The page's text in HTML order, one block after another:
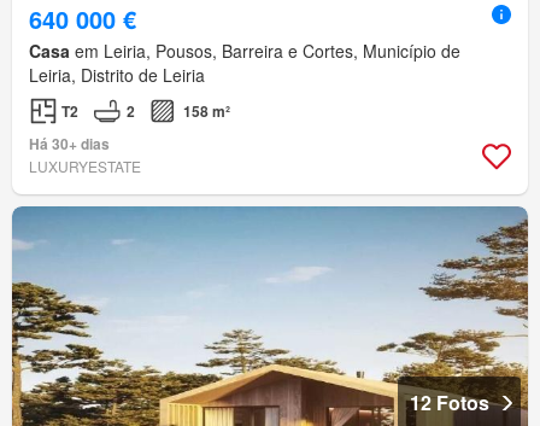
640 000 €
Casa em Leiria, Pousos, Barreira e Cortes, Município de
Leiria, Distrito de Leiria
T2 2
158 m²
Há 30+ dias
LUXURYESTATE
12 Fotos